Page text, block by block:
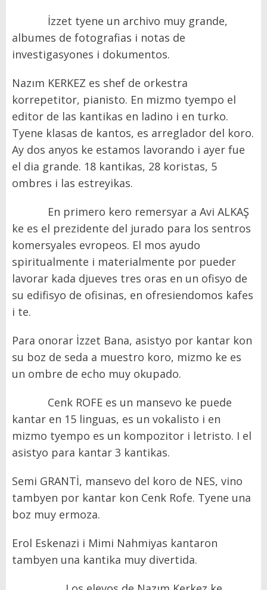
İzzet tyene un archivo muy grande,
albumes de fotografias i notas de
investigasyones i dokumentos.
Nazım KERKEZ es shef de orkestra
korrepetitor, pianisto. En mizmo tyempo el
editor de las kantikas en ladino i en turko.
Tyene klasas de kantos, es arreglador del koro.
Ay dos anyos ke estamos lavorando i ayer fue
el dia grande. 18 kantikas, 28 koristas, 5
ombres i las estreyikas.
En primero kero remersyar a Avi ALKAŞ
ke es el prezidente del jurado para los sentros
komersyales evropeos. El mos ayudo
spiritualmente i materialmente por pueder
lavorar kada djueves tres oras en un ofisyo de
su edifisyo de ofisinas, en ofresiendomos kafes
i te.
Para onorar İzzet Bana, asistyo por kantar kon
su boz de seda a muestro koro, mizmo ke es
un ombre de echo muy okupado.
Cenk ROFE es un mansevo ke puede
kantar en 15 linguas, es un vokalisto i en
mizmo tyempo es un kompozitor i letristo. I el
asistyo para kantar 3 kantikas.
Semi GRANTİ, mansevo del koro de NES, vino
tambyen por kantar kon Cenk Rofe. Tyene una
boz muy ermoza.
Erol Eskenazi i Mimi Nahmiyas kantaron
tambyen una kantika muy divertida.